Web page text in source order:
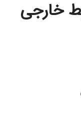
خارجی